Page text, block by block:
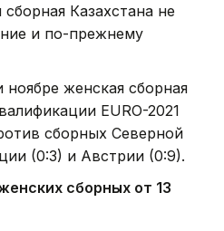
Казахстана не
и по-прежнему
женская сборная
EURO-2021
сборных Северной
(0:3) и Австрии (0:9).
сборных от 13